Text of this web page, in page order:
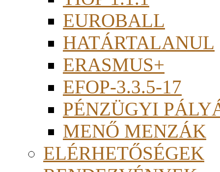
EUROBALL
HATÁRTALANUL
ERASMUS+
EFOP-3.3.5-17
PÉNZÜGYI
MENŐ MENZÁK
ELÉRHETŐSÉGEK